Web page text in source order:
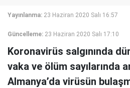
Yayınlanma: 23 Haziran 2020 Salı 16:57
Güncelleme: 23 Haziran 2020 Salı 17:10
Koronavirüs salgınında
vaka ve ölüm sayılarında
Almanya’da virüsün